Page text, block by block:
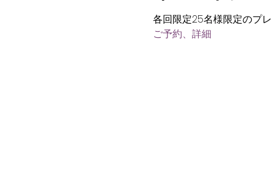
各回限定25名様限定のプレ
ご予約、詳細